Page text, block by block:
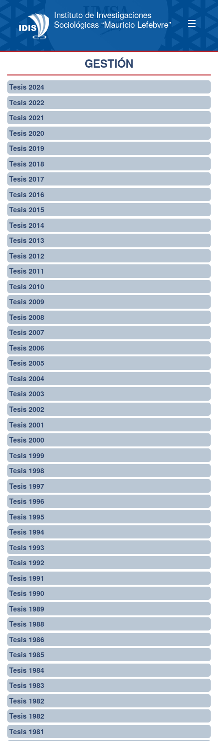
Instituto de Investigaciones
Sociológicas “Mauricio Lefebvre”
GESTIÓN
Tesis 2024
Tesis 2022
Tesis 2021
Tesis 2020
Tesis 2019
Tesis 2018
Tesis 2017
Tesis 2016
Tesis 2015
Tesis 2014
Tesis 2013
Tesis 2012
Tesis 2011
Tesis 2010
Tesis 2009
Tesis 2008
Tesis 2007
Tesis 2006
Tesis 2005
Tesis 2004
Tesis 2003
Tesis 2002
Tesis 2001
Tesis 2000
Tesis 1999
Tesis 1998
Tesis 1997
Tesis 1996
Tesis 1995
Tesis 1994
Tesis 1993
Tesis 1992
Tesis 1991
Tesis 1990
Tesis 1989
Tesis 1988
Tesis 1986
Tesis 1985
Tesis 1984
Tesis 1983
Tesis 1982
Tesis 1982
Tesis 1981